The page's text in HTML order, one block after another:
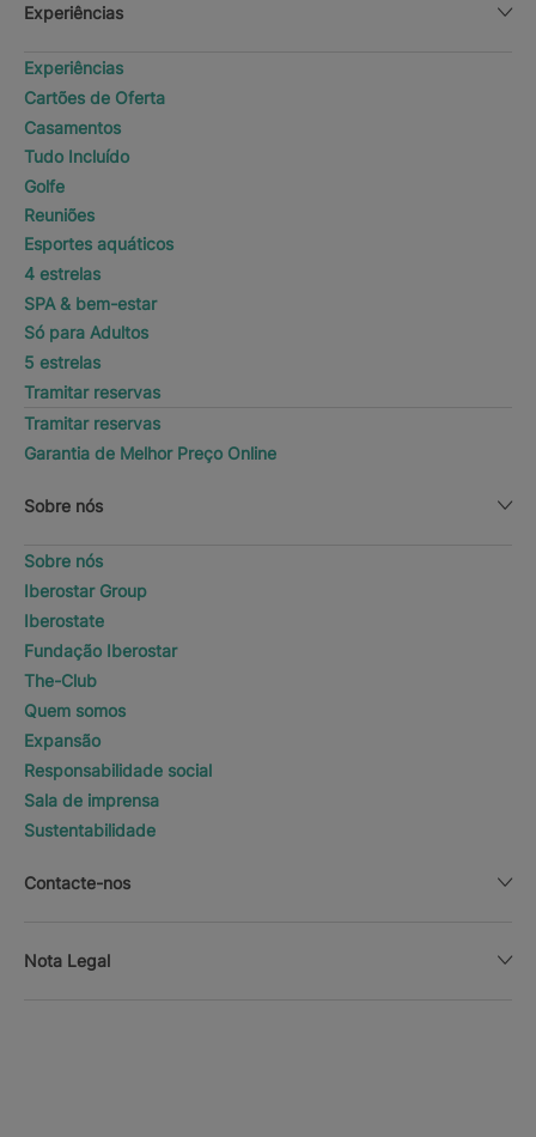
Experiências
Experiências
Cartões de Oferta
Casamentos
Tudo Incluído
Golfe
Reuniões
Esportes aquáticos
4 estrelas
SPA & bem-estar
Só para Adultos
5 estrelas
Tramitar reservas
Tramitar reservas
Garantia de Melhor Preço Online
Sobre nós
Sobre nós
Iberostar Group
Iberostate
Fundação Iberostar
The-Club
Quem somos
Expansão
Responsabilidade social
Sala de imprensa
Sustentabilidade
Contacte-nos
Nota Legal